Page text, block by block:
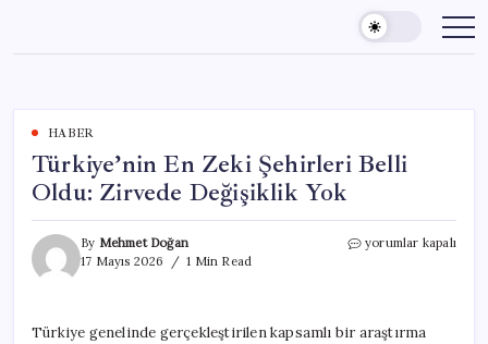
content
HABER
Türkiye’nin En Zeki Şehirleri Belli
Oldu: Zirvede Değişiklik Yok
By Mehmet Doğan
17 Mayıs 2026
1 Min Read
Türkiye’nin
Oldu:
yorumlar kapalı
Türkiye genelinde gerçekleştirilen kapsamlı bir araştırma